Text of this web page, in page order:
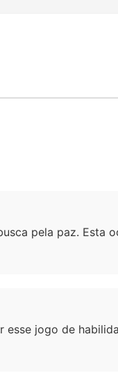
pela paz. Esta
esse jogo de